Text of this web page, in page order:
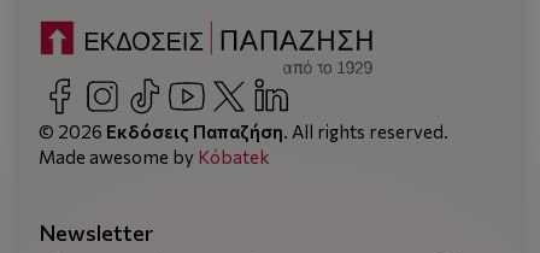
© 2026 Εκδόσεις Παπαζήση. All rights reserved.
Made awesome by Kόbatek
Newsletter